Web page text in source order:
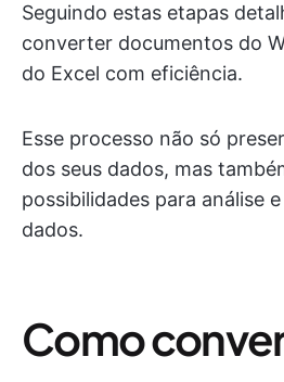
Seguindo estas etapas
converter documentos do
do Excel com eficiência.
Esse processo não só
dos seus dados, mas
possibilidades para análise
dados.
Como